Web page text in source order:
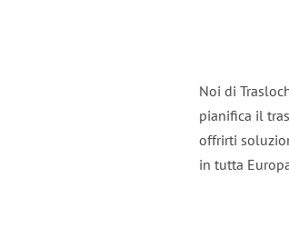
Noi di
pianifica il
offrirti
in tutta